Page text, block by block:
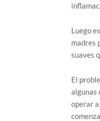
Luego
madres
suaves
El
algunas
operar